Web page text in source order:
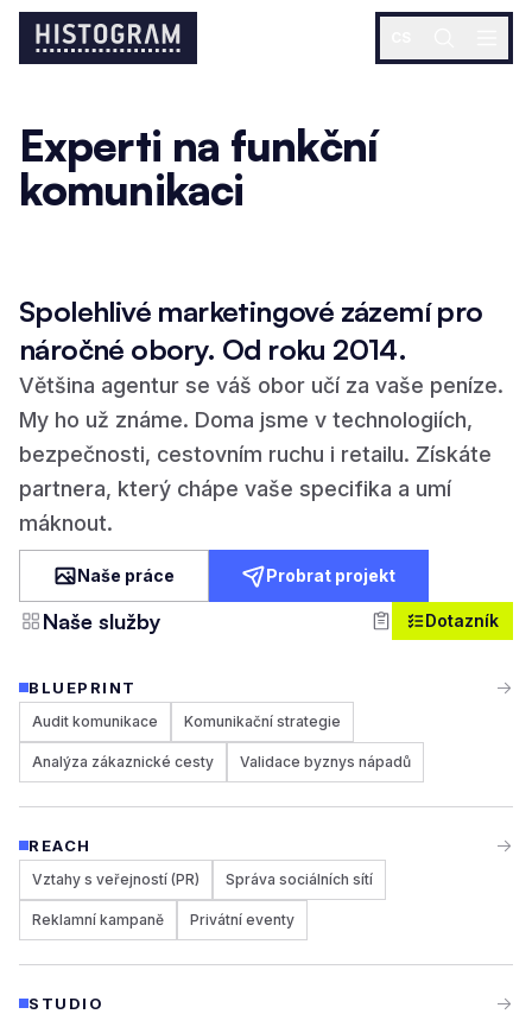
Experti na funkční
komunikaci
Strategický základ, na kterém
postavíte celou komunikaci.
Spolehlivé marketingové zázemí pro
náročné obory. Od roku 2014.
Většina agentur se váš obor učí za vaše peníze.
My ho už známe. Doma jsme v technologiích,
bezpečnosti, cestovním ruchu i retailu. Získáte
partnera, který chápe vaše specifika a umí
máknout.
Naše práce Probrat projekt
Naše služby Dotazník
BLUEPRINT
Audit komunikace Komunikační strategie
Analýza zákaznické cesty Validace byznys nápadů
REACH
Vztahy s veřejností (PR) Správa sociálních sítí
Reklamní kampaně Privátní eventy
STUDIO